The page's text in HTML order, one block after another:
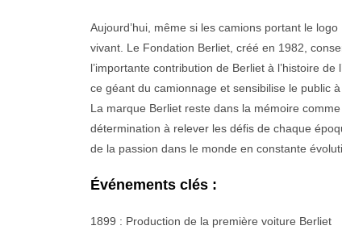
Aujourd’hui, même si les camions portant le
vivant. Le Fondation Berliet, créé en 1982,
l’importante contribution de Berliet à l’histoire
ce géant du camionnage et sensibilise le public à
La marque Berliet reste dans la mémoire
détermination à relever les défis de chaque
de la passion dans le monde en constante
Événements clés :
1899 : Production de la première voiture Berliet